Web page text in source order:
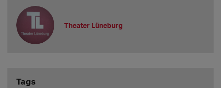
Theater Lüneburg
Tags